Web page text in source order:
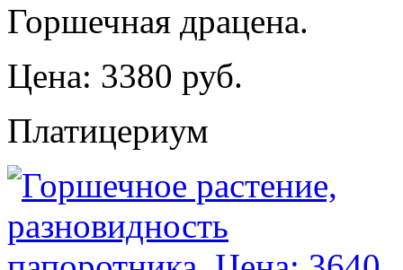
Горшечная драцена.
Цена: 3380 руб.
Платицериум